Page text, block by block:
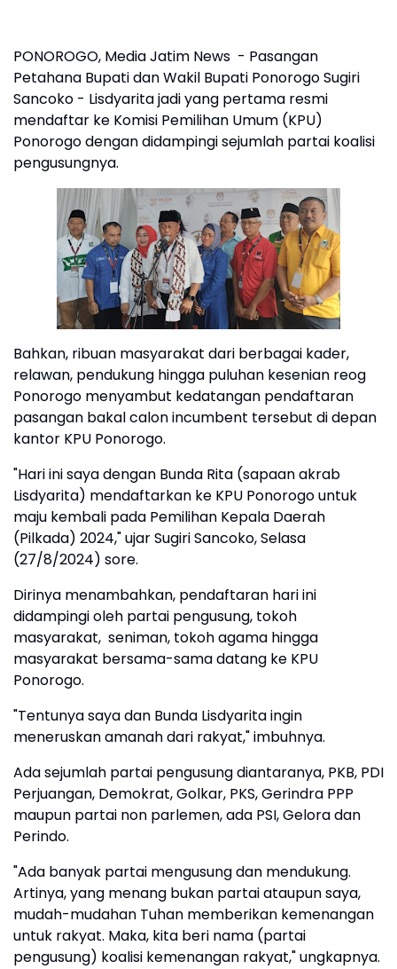
PONOROGO, Media Jatim News - Pasangan
Petahana Bupati dan Wakil Bupati Ponorogo Sugiri
Sancoko - Lisdyarita jadi yang pertama resmi
mendaftar ke Komisi Pemilihan Umum (KPU)
Ponorogo dengan didampingi sejumlah partai koalisi
pengusungnya.
Bahkan, ribuan masyarakat dari berbagai kader,
relawan, pendukung hingga puluhan kesenian reog
Ponorogo menyambut kedatangan pendaftaran
pasangan bakal calon incumbent tersebut di depan
kantor KPU Ponorogo.
"Hari ini saya dengan Bunda Rita (sapaan akrab
Lisdyarita) mendaftarkan ke KPU Ponorogo untuk
maju kembali pada Pemilihan Kepala Daerah
(Pilkada) 2024," ujar Sugiri Sancoko, Selasa
(27/8/2024) sore.
Dirinya menambahkan, pendaftaran hari ini
didampingi oleh partai pengusung, tokoh
masyarakat, seniman, tokoh agama hingga
masyarakat bersama-sama datang ke KPU
Ponorogo.
"Tentunya saya dan Bunda Lisdyarita ingin
meneruskan amanah dari rakyat," imbuhnya.
Ada sejumlah partai pengusung diantaranya, PKB, PDI
Perjuangan, Demokrat, Golkar, PKS, Gerindra PPP
maupun partai non parlemen, ada PSI, Gelora dan
Perindo.
"Ada banyak partai mengusung dan mendukung.
Artinya, yang menang bukan partai ataupun saya,
mudah-mudahan Tuhan memberikan kemenangan
untuk rakyat. Maka, kita beri nama (partai
pengusung) koalisi kemenangan rakyat," ungkapnya.